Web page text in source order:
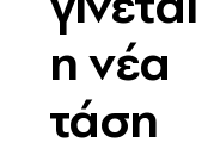
η νέα
τάση